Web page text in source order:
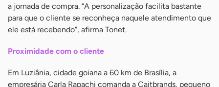
a jornada de compra. “A personalização facilita bastante
para que o cliente se reconheça naquele atendimento que
ele está recebendo”, afirma Tonet.
Proximidade com o cliente
Em Luziânia, cidade goiana a 60 km de Brasília, a
empresária Carla Rapachi comanda a Caitbrands, pequeno